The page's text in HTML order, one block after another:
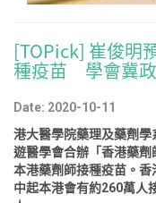
[TOPick] 崔俊明
種疫苗 學會冀
Date: 2020-10-11
港大醫學院藥理及藥劑
遊醫學會合辦「香港藥劑
本港藥劑師接種疫苗。
中起本港會有約260萬人